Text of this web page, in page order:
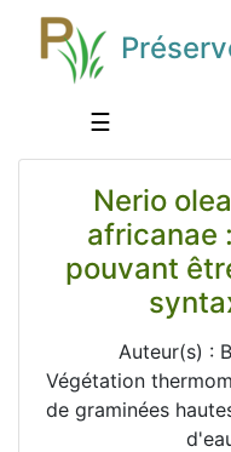
☰
Nerio
africanae
pouvant
Auteur(s) :
Végétation
de graminées